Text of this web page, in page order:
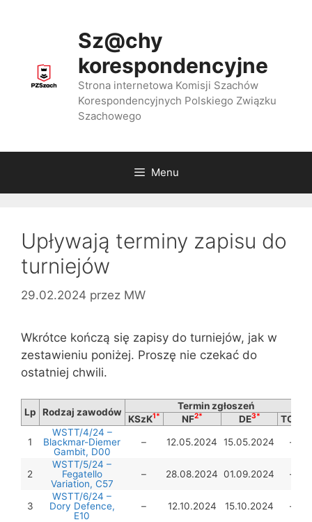
Sz@chy
korespondencyjne
Strona internetowa Komisji Szachów
Korespondencyjnych Polskiego Związku
Szachowego
Menu
Upływają terminy zapisu do
turniejów
29.02.2024 przez MW
Wkrótce kończą się zapisy do turniejów, jak w
zestawieniu poniżej. Proszę nie czekać do
ostatniej chwili.
Lp Rodzaj zawodów
Termin zgłoszeń
KSzK1* NF2* DE3* TO
1
WSTT/4/24 –
Blackmar-Diemer
Gambit, D00
– 12.05.2024 15.05.2024 –
2
WSTT/5/24 –
Fegatello
Variation, C57
– 28.08.2024 01.09.2024 –
3
WSTT/6/24 –
Dory Defence,
E10
– 12.10.2024 15.10.2024 –